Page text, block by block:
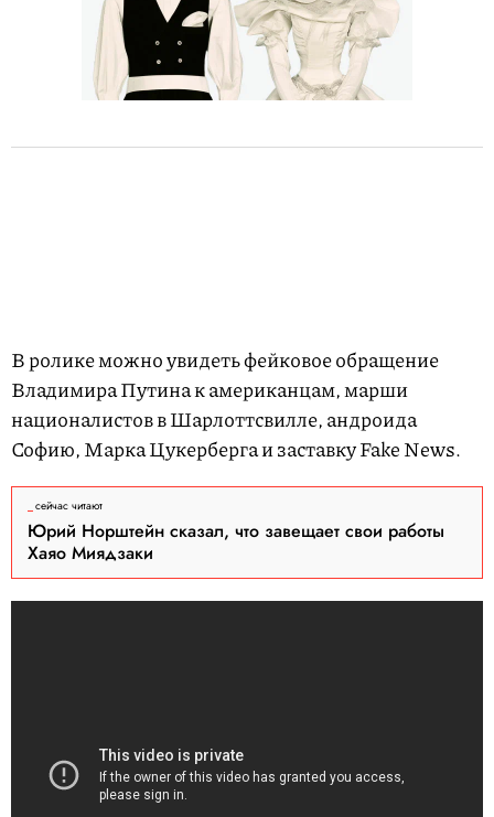
В ролике можно увидеть фейковое обращение
Владимира Путина к американцам, марши
националистов в Шарлоттсвилле, андроида
Софию, Марка Цукерберга и заставку Fake News.
сейчас читают
Юрий Норштейн сказал, что завещает свои работы
Хаяо Миядзаки